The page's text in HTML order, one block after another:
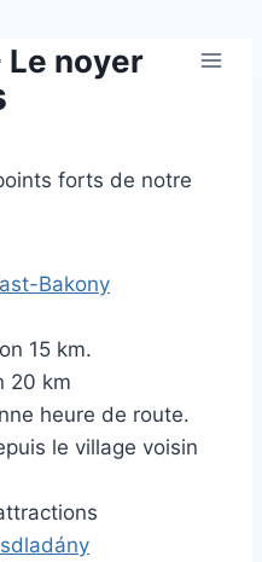
Le noyer
forts de notre
Bakony
15 km.
20 km
heure de route.
le village voisin